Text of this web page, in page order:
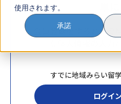
使用されます。
承諾
おためし地域留学
マガジン
奨学金について
イベント参加方法
会員登録をすると、資
すでに地域みらい留
ログイ